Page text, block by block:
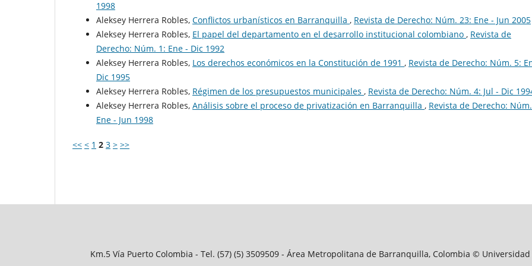
1998
Aleksey Herrera Robles, Conflictos urbanísticos en Barranquilla , Revista de Derecho: Núm. 23: Ene - Jun 2005
Aleksey Herrera Robles, El papel del departamento en el desarrollo institucional colombiano , Revista de
Derecho: Núm. 1: Ene - Dic 1992
Aleksey Herrera Robles, Los derechos económicos en la Constitución de 1991 , Revista de Derecho: Núm. 5:
Dic 1995
Aleksey Herrera Robles, Régimen de los presupuestos municipales , Revista de Derecho: Núm. 4: Jul - Dic
Aleksey Herrera Robles, Análisis sobre el proceso de privatización en Barranquilla , Revista de Derecho:
Ene - Jun 1998
<< < 1 2 3 > >>
Km.5 Vía Puerto Colombia - Tel. (57) (5) 3509509 - Área Metropolitana de Barranquilla, Colombia ©